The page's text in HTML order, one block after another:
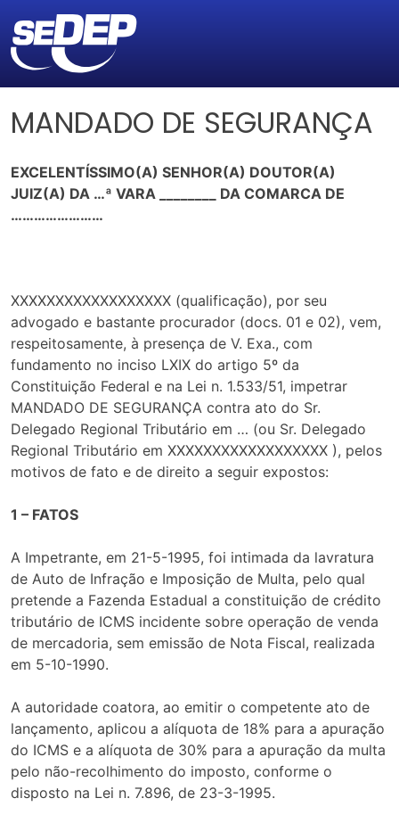
MANDADO DE SEGURANÇA
EXCELENTÍSSIMO(A) SENHOR(A) DOUTOR(A)
JUIZ(A) DA …ª VARA ________ DA COMARCA DE
……………………
XXXXXXXXXXXXXXXXXX (qualificação), por seu
advogado e bastante procurador (docs. 01 e 02), vem,
respeitosamente, à presença de V. Exa., com
fundamento no inciso LXIX do artigo 5º da
Constituição Federal e na Lei n. 1.533/51, impetrar
MANDADO DE SEGURANÇA contra ato do Sr.
Delegado Regional Tributário em … (ou Sr. Delegado
Regional Tributário em XXXXXXXXXXXXXXXXXX ), pelos
motivos de fato e de direito a seguir expostos:
1 – FATOS
A Impetrante, em 21-5-1995, foi intimada da lavratura
de Auto de Infração e Imposição de Multa, pelo qual
pretende a Fazenda Estadual a constituição de crédito
tributário de ICMS incidente sobre operação de venda
de mercadoria, sem emissão de Nota Fiscal, realizada
em 5-10-1990.
A autoridade coatora, ao emitir o competente ato de
lançamento, aplicou a alíquota de 18% para a apuração
do ICMS e a alíquota de 30% para a apuração da multa
pelo não-recolhimento do imposto, conforme o
disposto na Lei n. 7.896, de 23-3-1995.